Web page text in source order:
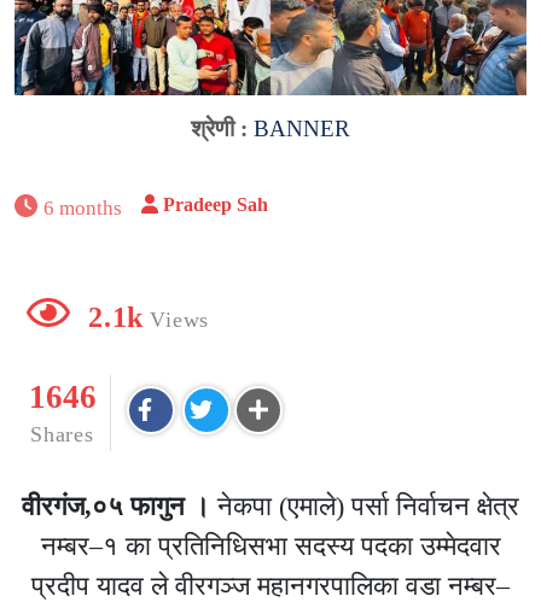
श्रेणी : BANNER
6 months Pradeep Sah
2.1k Views
1646
Shares
वीरगंज,०५ फागुन । नेकपा (एमाले) पर्सा निर्वाचन क्षेत्र
नम्बर–१ का प्रतिनिधिसभा सदस्य पदका उम्मेदवार
प्रदीप यादव ले वीरगञ्ज महानगरपालिका वडा नम्बर–